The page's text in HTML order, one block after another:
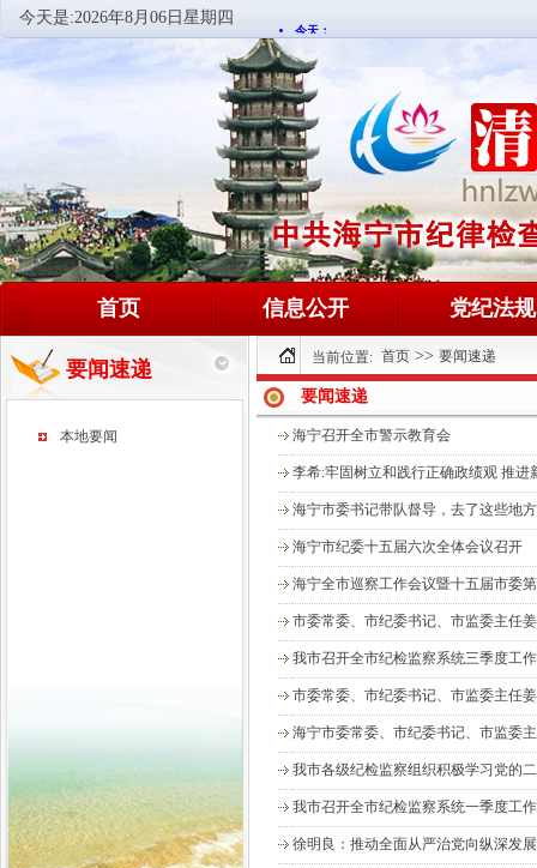
今天是:2026年8月06日星期四
首页 信息公开 党纪法规
要闻速递
本地要闻
当前位置: 首页 >> 要闻速递
要闻速递
海宁召开全市警示教育会
李希:牢固树立和践行正确政绩观 推
海宁市委书记带队督导，去了这些地方
海宁市纪委十五届六次全体会议召开
海宁全市巡察工作会议暨十五届市委
市委常委、市纪委书记、市监委主任
我市召开全市纪检监察系统三季度工
市委常委、市纪委书记、市监委主任
海宁市委常委、市纪委书记、市监委
我市各级纪检监察组织积极学习党的
我市召开全市纪检监察系统一季度工
徐明良：推动全面从严治党向纵深发